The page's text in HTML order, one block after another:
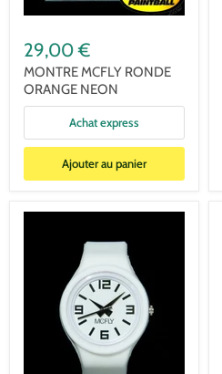
29,00 €
MONTRE MCFLY RONDE
ORANGE NEON
Achat express
Ajouter au panier